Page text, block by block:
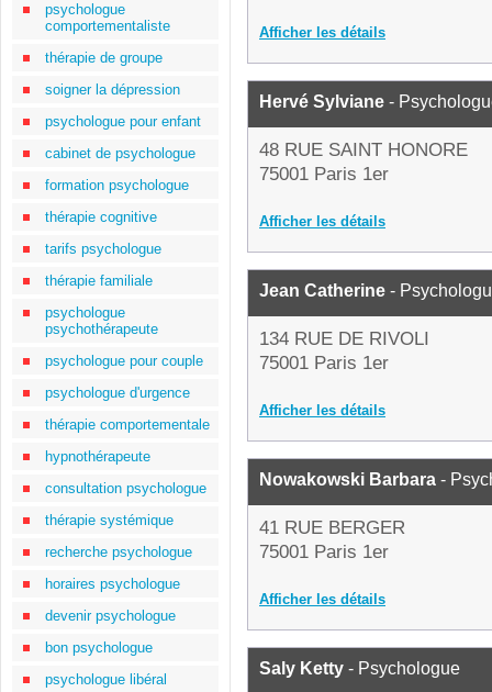
psychologue
comportementaliste
thérapie de groupe
soigner la dépression
psychologue pour enfant
cabinet de psychologue
formation psychologue
thérapie cognitive
tarifs psychologue
thérapie familiale
psychologue
psychothérapeute
psychologue pour couple
psychologue d'urgence
thérapie comportementale
hypnothérapeute
consultation psychologue
thérapie systémique
recherche psychologue
horaires psychologue
devenir psychologue
bon psychologue
psychologue libéral
Afficher les détails
Hervé Sylviane -
48 RUE SAINT HONORE
75001 Paris 1er
Afficher les détails
Jean Catherine -
134 RUE DE RIVOLI
75001 Paris 1er
Afficher les détails
Nowakowski Barbara -
41 RUE BERGER
75001 Paris 1er
Afficher les détails
Saly Ketty - Psychologue